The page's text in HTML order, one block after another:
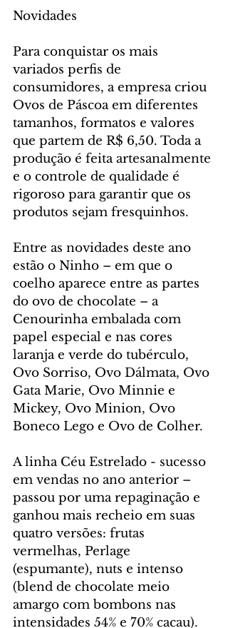
Novidades
Para conquistar os mais
variados perfis de
consumidores, a empresa criou
Ovos de Páscoa em diferentes
tamanhos, formatos e valores
que partem de R$ 6,50. Toda a
produção é feita artesanalmente
e o controle de qualidade é
rigoroso para garantir que os
produtos sejam fresquinhos.
Entre as novidades deste ano
estão o Ninho – em que o
coelho aparece entre as partes
do ovo de chocolate – a
Cenourinha embalada com
papel especial e nas cores
laranja e verde do tubérculo,
Ovo Sorriso, Ovo Dálmata, Ovo
Gata Marie, Ovo Minnie e
Mickey, Ovo Minion, Ovo
Boneco Lego e Ovo de Colher.
A linha Céu Estrelado - sucesso
em vendas no ano anterior –
passou por uma repaginação e
ganhou mais recheio em suas
quatro versões: frutas
vermelhas, Perlage
(espumante), nuts e intenso
(blend de chocolate meio
amargo com bombons nas
intensidades 54% e 70% cacau).